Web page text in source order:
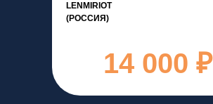
LENMIRIOT
(РОССИЯ)
14 000 ₽